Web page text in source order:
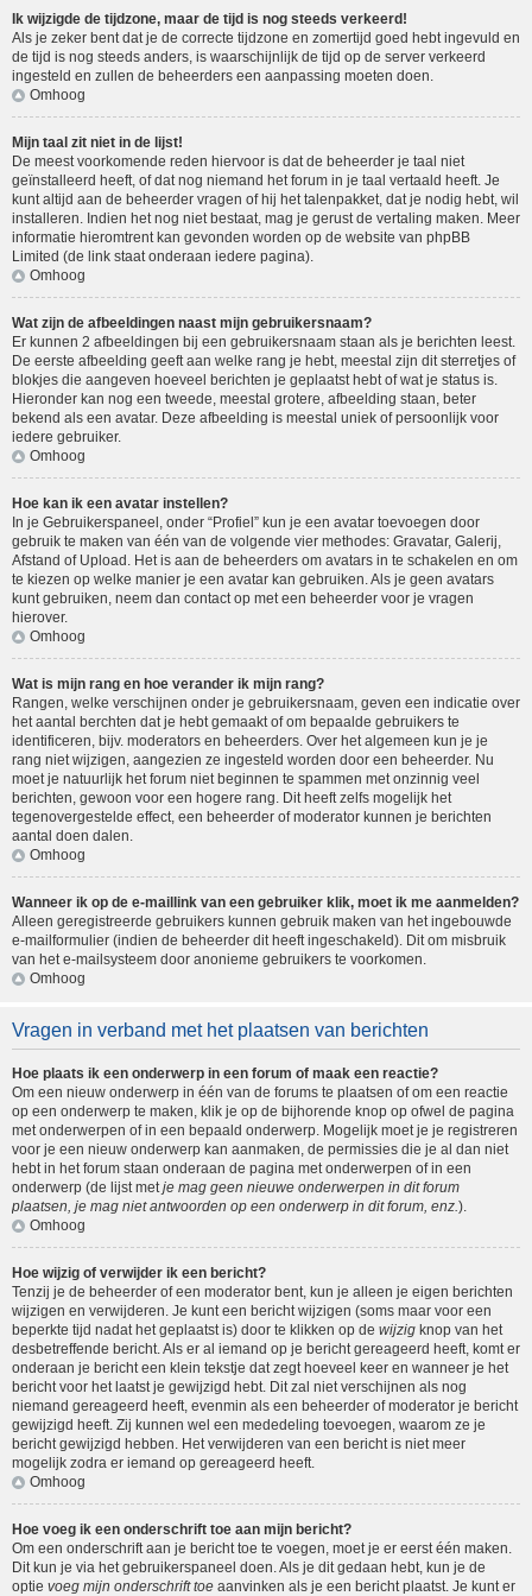
Ik wijzigde de tijdzone, maar de tijd is nog steeds verkeerd!
Als je zeker bent dat je de correcte tijdzone en zomertijd goed hebt ingevuld en
de tijd is nog steeds anders, is waarschijnlijk de tijd op de server verkeerd
ingesteld en zullen de beheerders een aanpassing moeten doen.
Omhoog
Mijn taal zit niet in de lijst!
De meest voorkomende reden hiervoor is dat de beheerder je taal niet
geïnstalleerd heeft, of dat nog niemand het forum in je taal vertaald heeft. Je
kunt altijd aan de beheerder vragen of hij het talenpakket, dat je nodig hebt, wil
installeren. Indien het nog niet bestaat, mag je gerust de vertaling maken. Meer
informatie hieromtrent kan gevonden worden op de website van phpBB
Limited (de link staat onderaan iedere pagina).
Omhoog
Wat zijn de afbeeldingen naast mijn gebruikersnaam?
Er kunnen 2 afbeeldingen bij een gebruikersnaam staan als je berichten leest.
De eerste afbeelding geeft aan welke rang je hebt, meestal zijn dit sterretjes of
blokjes die aangeven hoeveel berichten je geplaatst hebt of wat je status is.
Hieronder kan nog een tweede, meestal grotere, afbeelding staan, beter
bekend als een avatar. Deze afbeelding is meestal uniek of persoonlijk voor
iedere gebruiker.
Omhoog
Hoe kan ik een avatar instellen?
In je Gebruikerspaneel, onder “Profiel” kun je een avatar toevoegen door
gebruik te maken van één van de volgende vier methodes: Gravatar, Galerij,
Afstand of Upload. Het is aan de beheerders om avatars in te schakelen en om
te kiezen op welke manier je een avatar kan gebruiken. Als je geen avatars
kunt gebruiken, neem dan contact op met een beheerder voor je vragen
hierover.
Omhoog
Wat is mijn rang en hoe verander ik mijn rang?
Rangen, welke verschijnen onder je gebruikersnaam, geven een indicatie over
het aantal berchten dat je hebt gemaakt of om bepaalde gebruikers te
identificeren, bijv. moderators en beheerders. Over het algemeen kun je je
rang niet wijzigen, aangezien ze ingesteld worden door een beheerder. Nu
moet je natuurlijk het forum niet beginnen te spammen met onzinnig veel
berichten, gewoon voor een hogere rang. Dit heeft zelfs mogelijk het
tegenovergestelde effect, een beheerder of moderator kunnen je berichten
aantal doen dalen.
Omhoog
Wanneer ik op de e-maillink van een gebruiker klik, moet ik me aanmelden?
Alleen geregistreerde gebruikers kunnen gebruik maken van het ingebouwde
e-mailformulier (indien de beheerder dit heeft ingeschakeld). Dit om misbruik
van het e-mailsysteem door anonieme gebruikers te voorkomen.
Omhoog
Vragen in verband met het plaatsen van berichten
Hoe plaats ik een onderwerp in een forum of maak een reactie?
Om een nieuw onderwerp in één van de forums te plaatsen of om een reactie
op een onderwerp te maken, klik je op de bijhorende knop op ofwel de pagina
met onderwerpen of in een bepaald onderwerp. Mogelijk moet je je registreren
voor je een nieuw onderwerp kan aanmaken, de permissies die je al dan niet
hebt in het forum staan onderaan de pagina met onderwerpen of in een
onderwerp (de lijst metje mag geen nieuwe onderwerpen in dit forum
plaatsen, je mag niet antwoorden op een onderwerp in dit forum, enz.).
Omhoog
Hoe wijzig of verwijder ik een bericht?
Tenzij je de beheerder of een moderator bent, kun je alleen je eigen berichten
wijzigen en verwijderen. Je kunt een bericht wijzigen (soms maar voor een
beperkte tijd nadat het geplaatst is) door te klikken op de wijzig knop van het
desbetreffende bericht. Als er al iemand op je bericht gereageerd heeft, komt er
onderaan je bericht een klein tekstje dat zegt hoeveel keer en wanneer je het
bericht voor het laatst je gewijzigd hebt. Dit zal niet verschijnen als nog
niemand gereageerd heeft, evenmin als een beheerder of moderator je bericht
gewijzigd heeft. Zij kunnen wel een mededeling toevoegen, waarom ze je
bericht gewijzigd hebben. Het verwijderen van een bericht is niet meer
mogelijk zodra er iemand op gereageerd heeft.
Omhoog
Hoe voeg ik een onderschrift toe aan mijn bericht?
Om een onderschrift aan je bericht toe te voegen, moet je er eerst één maken.
Dit kun je via het gebruikerspaneel doen. Als je dit gedaan hebt, kun je de
optie voeg mijn onderschrift toe aanvinken als je een bericht plaatst. Je kunt er